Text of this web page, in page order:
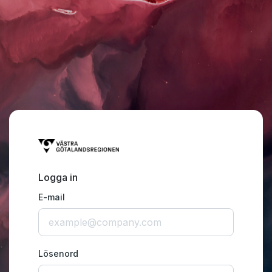
Logga in
E-mail
Lösenord